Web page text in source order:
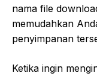
nama file
memudahkan
penyimpanan
Ketika ingin